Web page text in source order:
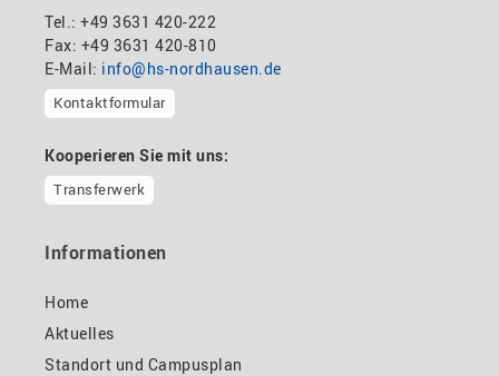
Tel.: +49 3631 420-222
Fax: +49 3631 420-810
E-Mail: info@hs-nordhausen.de
Kontaktformular
Kooperieren Sie mit uns:
Transferwerk
Informationen
Home
Aktuelles
Standort und Campusplan